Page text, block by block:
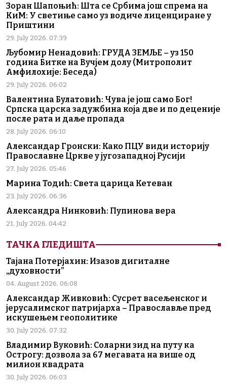
Зоран Шапоњић: Шта се Србима још спрема на
КиМ: У светиње само уз водиче лиценциране у
Приштини
29. July 2026. 07:39
Љубомир Ненадовић: ГРУДА ЗЕМЉЕ – уз 150
година Битке на Вучјем долу (Митрополит
Амфилохије: Беседа)
29. July 2026. 06:02
Валентина Булатовић: Чува је још само Бог!
Српска царска задужбина која две и по деценије
после рата и даље пропада
28. July 2026. 06:10
Александар Гронски: Како ПЦУ види историју
Православне Цркве у југозападној Русији
27. July 2026. 05:46
Марина Тодић: Света царица Кетеван
23. July 2026. 06:36
Александра Нинковић: Пупинова вера
21. July 2026. 04:42
ТАЧКА ГЛЕДИШТА
Тајана Потерјахин: Изазов дигиталне
„духовности”
04. August 2026. 06:08
Александар Живковић: Сусрет васељенског и
јерусалимског патријарха – Православље пред
искушењем геополитике
30. July 2026. 07:32
Владимир Вуковић: Соларни зид на путу ка
Острогу: дозвола за 67 мегавата на више од
милион квадрата
30. July 2026. 06:03